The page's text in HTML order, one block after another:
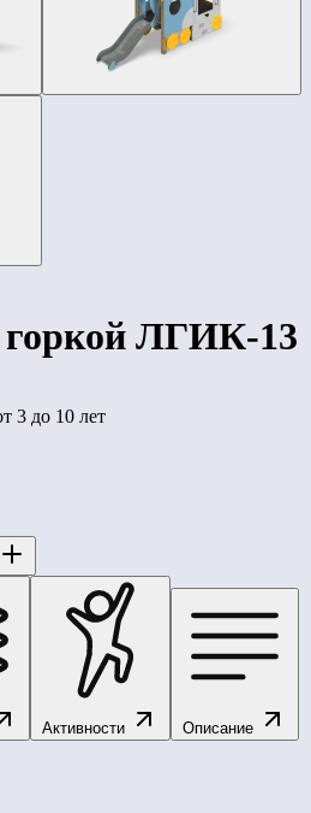
горкой ЛГИК-13
3 до 10 лет
Активности Описание